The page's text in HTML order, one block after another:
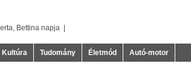
, Bettina napja |
Kultúra Tudomány Életmód Autó-motor